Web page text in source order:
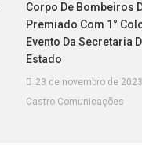
Corpo De Bombeiros
Premiado Com 1°
Evento Da Secretaria
Estado
23 de novembro de 2023
Castro Comunicações